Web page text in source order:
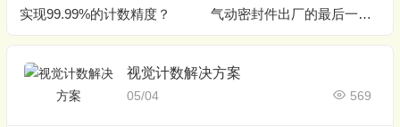
实现99.99%的计数精度？
气动密封件出厂的最后一道
视觉计数解决方案
05/04 569